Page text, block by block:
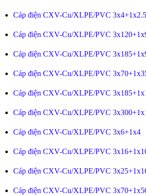
Cáp điện CXV-Cu/XLPE/PVC 3x4+1x2.5
Cáp điện CXV-Cu/XLPE/PVC
Cáp điện CXV-Cu/XLPE/PVC
Cáp điện CXV-Cu/XLPE/PVC
Cáp điện CXV-Cu/XLPE/PVC
Cáp điện CXV-Cu/XLPE/PVC
Cáp điện CXV-Cu/XLPE/PVC 3x6+1x4
Cáp điện CXV-Cu/XLPE/PVC
Cáp điện CXV-Cu/XLPE/PVC
Cáp điện CXV-Cu/XLPE/PVC